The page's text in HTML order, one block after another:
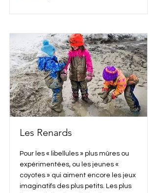
Les Renards
Pour les « libellules » plus mûres ou
expérimentées, ou les jeunes «
coyotes » qui aiment encore les jeux
imaginatifs des plus petits. Les plus